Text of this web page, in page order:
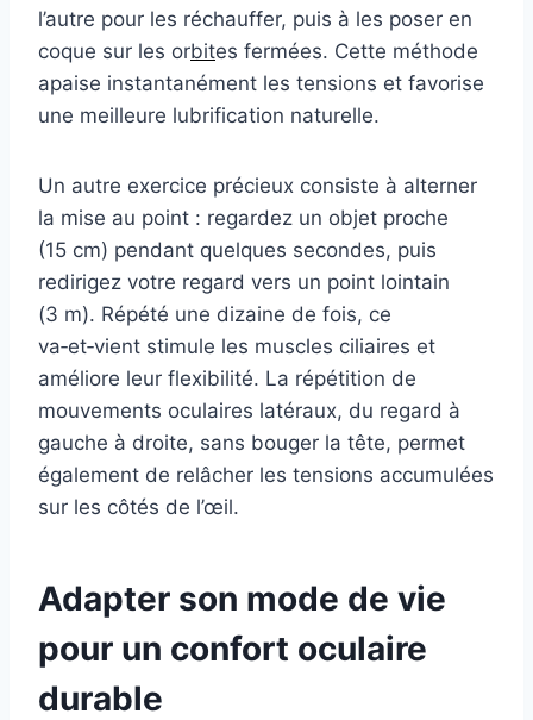
l’autre pour les réchauffer, puis à les poser en
coque sur les orbites fermées. Cette méthode
apaise instantanément les tensions et favorise
une meilleure lubrification naturelle.
Un autre exercice précieux consiste à alterner
la mise au point : regardez un objet proche
(15 cm) pendant quelques secondes, puis
redirigez votre regard vers un point lointain
(3 m). Répété une dizaine de fois, ce
va‑et‑vient stimule les muscles ciliaires et
améliore leur flexibilité. La répétition de
mouvements oculaires latéraux, du regard à
gauche à droite, sans bouger la tête, permet
également de relâcher les tensions accumulées
sur les côtés de l’œil.
Adapter son mode de vie
pour un confort oculaire
durable